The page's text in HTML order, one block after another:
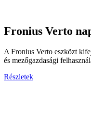
Fronius Verto
A Fronius Verto eszközt
és mezőgazdasági
Részletek